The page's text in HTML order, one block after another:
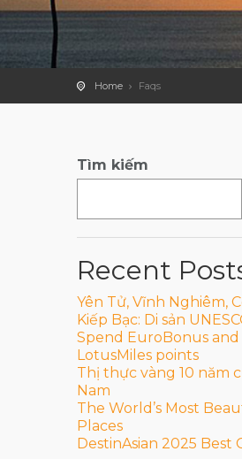
Home Faqs
Tìm kiếm
Recent
Yên Tử, Vĩnh Nghiêm,
Kiếp Bạc: Di sản
Spend EuroBonus and
LotusMiles points
Thị thực vàng 10 năm
Nam
The World’s Most
Places
DestinAsian 2025 Best